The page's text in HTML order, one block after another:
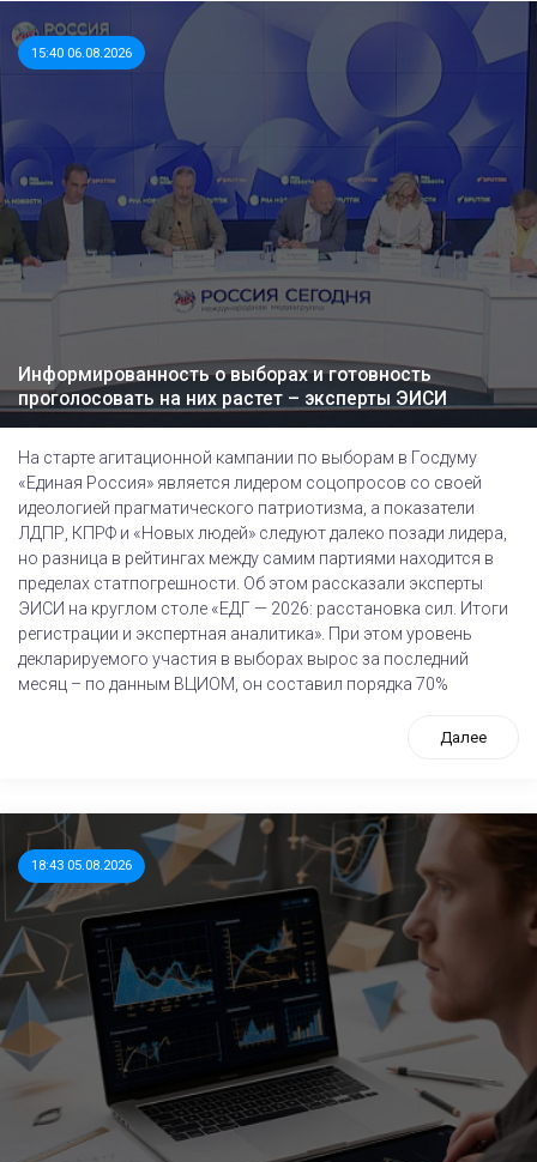
15:40 06.08.2026
Информированность о выборах и готовность
проголосовать на них растет – эксперты ЭИСИ
На старте агитационной кампании по выборам в Госдуму
«Единая Россия» является лидером соцопросов со своей
идеологией прагматического патриотизма, а показатели
ЛДПР, КПРФ и «Новых людей» следуют далеко позади лидера,
но разница в рейтингах между самим партиями находится в
пределах статпогрешности. Об этом рассказали эксперты
ЭИСИ на круглом столе «ЕДГ — 2026: расстановка сил. Итоги
регистрации и экспертная аналитика». При этом уровень
декларируемого участия в выборах вырос за последний
месяц – по данным ВЦИОМ, он составил порядка 70%
Далее
18:43 05.08.2026